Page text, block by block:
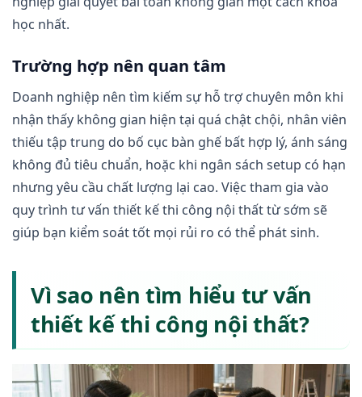
học nhất.
Trường hợp nên quan tâm
Doanh nghiệp nên tìm kiếm sự hỗ trợ chuyên môn khi
nhận thấy không gian hiện tại quá chật chội, nhân viên
thiếu tập trung do bố cục bàn ghế bất hợp lý, ánh sáng
không đủ tiêu chuẩn, hoặc khi ngân sách setup có hạn
nhưng yêu cầu chất lượng lại cao. Việc tham gia vào
quy trình tư vấn thiết kế thi công nội thất từ sớm sẽ
giúp bạn kiểm soát tốt mọi rủi ro có thể phát sinh.
Vì sao nên tìm hiểu tư vấn
thiết kế thi công nội thất?